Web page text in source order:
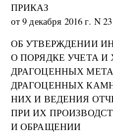
ПРИКАЗ
от 9 декабря 2016 г. N
ОБ УТВЕРЖДЕНИИ
О ПОРЯДКЕ УЧЕТА И
ДРАГОЦЕННЫХ
ДРАГОЦЕННЫХ
НИХ И ВЕДЕНИЯ
ПРИ ИХ
И ОБРАЩЕНИИ